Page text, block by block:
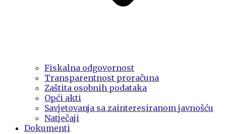
Fiskalna odgovornost
Transparentnost proračuna
Zaštita osobnih podataka
Opći akti
Savjetovanja sa zainteresiranom javnošću
Natječaji
Dokumenti